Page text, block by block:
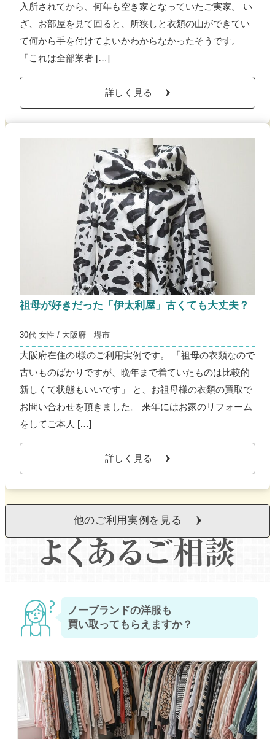
入所されてから、何年も空き家となっていたご実家。 い
ざ、お部屋を見て回ると、所狭しと衣類の山ができてい
て何から手を付けてよいかわからなかったそうです。
「これは全部業者 […]
詳しく見る
祖母が好きだった「伊太利屋」古くても大丈夫？
30代 女性 / 大阪府 堺市
大阪府在住のI様のご利用実例です。 「祖母の衣類なので
古いものばかりですが、晩年まで着ていたものは比較的
新しくて状態もいいです」 と、お祖母様の衣類の買取で
お問い合わせを頂きました。 来年にはお家のリフォーム
をしてご本人 […]
詳しく見る
他のご利用実例を見る
ノーブランドの洋服も
買い取ってもらえますか？